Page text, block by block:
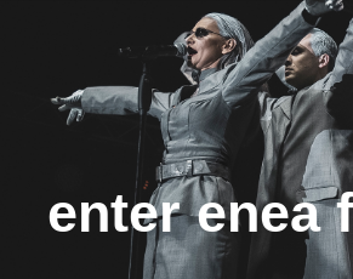
enter enea